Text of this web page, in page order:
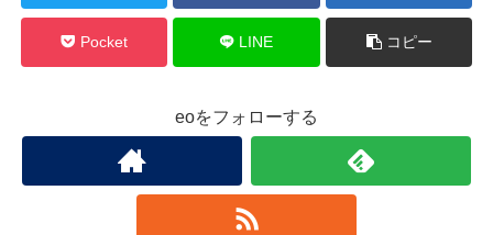
Pocket LINE コピー
eoをフォローする